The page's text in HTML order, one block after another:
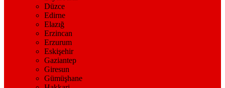
Düzce
Edirne
Elazığ
Erzincan
Erzurum
Eskişehir
Gaziantep
Giresun
Gümüşhane